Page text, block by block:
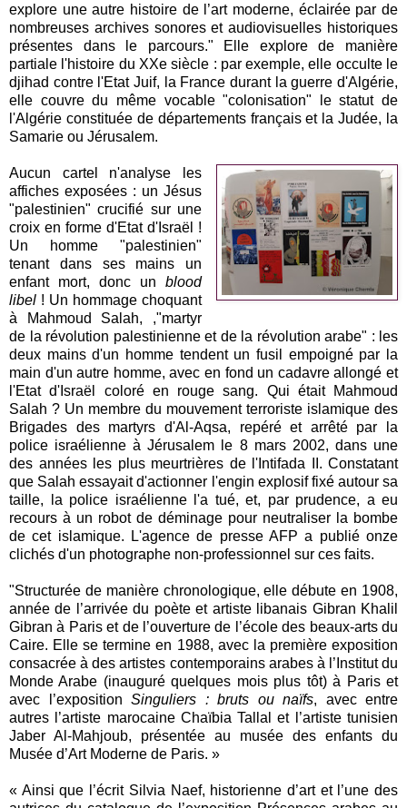
explore une autre histoire de l’art moderne, éclairée par de
nombreuses archives sonores et audiovisuelles historiques
présentes dans le parcours." Elle explore de manière
partiale l'histoire du XXe siècle : par exemple, elle occulte le
djihad contre l'Etat Juif, la France durant la guerre d'Algérie,
elle couvre du même vocable "colonisation" le statut de
l'Algérie constituée de départements français et la Judée, la
Samarie ou Jérusalem.
Aucun cartel n'analyse les
affiches exposées : un Jésus
"palestinien" crucifié sur une
croix en forme d'Etat d'Israël !
Un homme "palestinien"
tenant dans ses mains un
enfant mort, donc unblood
libel ! Un hommage choquant
à Mahmoud Salah, ,"martyr
de la révolution palestinienne et de la révolution arabe" : les
deux mains d'un homme tendent un fusil empoigné par la
main d'un autre homme, avec en fond un cadavre allongé et
l'Etat d'Israël coloré en rouge sang. Qui était Mahmoud
Salah ? Un membre du mouvement terroriste islamique des
Brigades des martyrs d'Al-Aqsa, repéré et arrêté par la
police israélienne à Jérusalem le 8 mars 2002, dans une
des années les plus meurtrières de l'Intifada II. Constatant
que Salah essayait d'actionner l'engin explosif fixé autour sa
taille, la police israélienne l'a tué, et, par prudence, a eu
recours à un robot de déminage pour neutraliser la bombe
de cet islamique. L'agence de presse AFP a publié onze
clichés d'un photographe non-professionnel sur ces faits.
"Structurée de manière chronologique, elle débute en 1908,
année de l’arrivée du poète et artiste libanais Gibran Khalil
Gibran à Paris et de l’ouverture de l’école des beaux-arts du
Caire. Elle se termine en 1988, avec la première exposition
consacrée à des artistes contemporains arabes à l’Institut du
Monde Arabe (inauguré quelques mois plus tôt) à Paris et
avec l’exposition Singuliers : bruts ou naïfs, avec entre
autres l’artiste marocaine Chaïbia Tallal et l’artiste tunisien
Jaber Al-Mahjoub, présentée au musée des enfants du
Musée d’Art Moderne de Paris. »
« Ainsi que l’écrit Silvia Naef, historienne d’art et l’une des